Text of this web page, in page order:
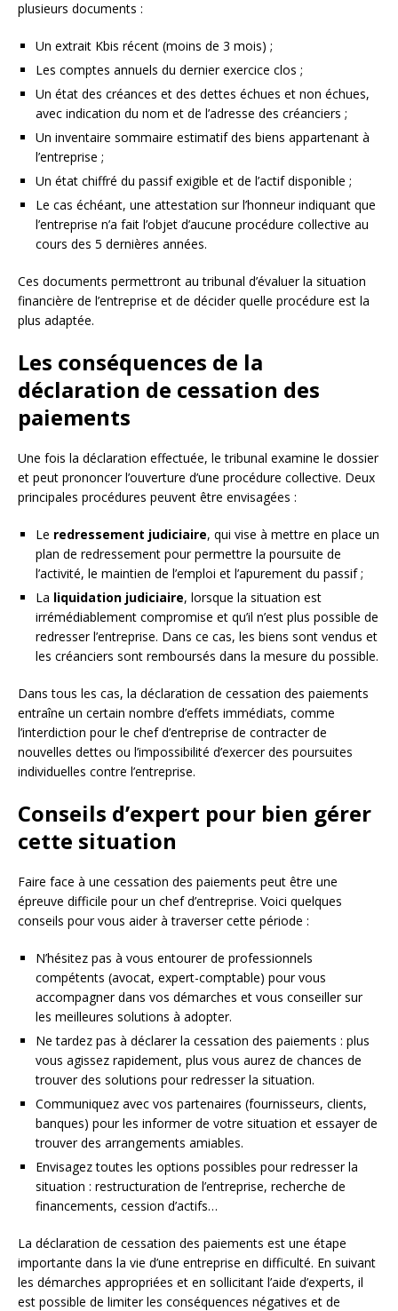
plusieurs documents :
Un extrait Kbis récent (moins de 3 mois) ;
Les comptes annuels du dernier exercice clos ;
Un état des créances et des dettes échues et non échues,
avec indication du nom et de l’adresse des créanciers ;
Un inventaire sommaire estimatif des biens appartenant à
l’entreprise ;
Un état chiffré du passif exigible et de l’actif disponible ;
Le cas échéant, une attestation sur l’honneur indiquant que
l’entreprise n’a fait l’objet d’aucune procédure collective au
cours des 5 dernières années.
Ces documents permettront au tribunal d’évaluer la situation
financière de l’entreprise et de décider quelle procédure est la
plus adaptée.
Les conséquences de la
déclaration de cessation des
paiements
Une fois la déclaration effectuée, le tribunal examine le dossier
et peut prononcer l’ouverture d’une procédure collective. Deux
principales procédures peuvent être envisagées :
Le redressement judiciaire, qui vise à mettre en place un
plan de redressement pour permettre la poursuite de
l’activité, le maintien de l’emploi et l’apurement du passif ;
La liquidation judiciaire, lorsque la situation est
irrémédiablement compromise et qu’il n’est plus possible de
redresser l’entreprise. Dans ce cas, les biens sont vendus et
les créanciers sont remboursés dans la mesure du possible.
Dans tous les cas, la déclaration de cessation des paiements
entraîne un certain nombre d’effets immédiats, comme
l’interdiction pour le chef d’entreprise de contracter de
nouvelles dettes ou l’impossibilité d’exercer des poursuites
individuelles contre l’entreprise.
Conseils d’expert pour bien gérer
cette situation
Faire face à une cessation des paiements peut être une
épreuve difficile pour un chef d’entreprise. Voici quelques
conseils pour vous aider à traverser cette période :
N’hésitez pas à vous entourer de professionnels
compétents (avocat, expert-comptable) pour vous
accompagner dans vos démarches et vous conseiller sur
les meilleures solutions à adopter.
Ne tardez pas à déclarer la cessation des paiements : plus
vous agissez rapidement, plus vous aurez de chances de
trouver des solutions pour redresser la situation.
Communiquez avec vos partenaires (fournisseurs, clients,
banques) pour les informer de votre situation et essayer de
trouver des arrangements amiables.
Envisagez toutes les options possibles pour redresser la
situation : restructuration de l’entreprise, recherche de
financements, cession d’actifs…
La déclaration de cessation des paiements est une étape
importante dans la vie d’une entreprise en difficulté. En suivant
les démarches appropriées et en sollicitant l’aide d’experts, il
est possible de limiter les conséquences négatives et de